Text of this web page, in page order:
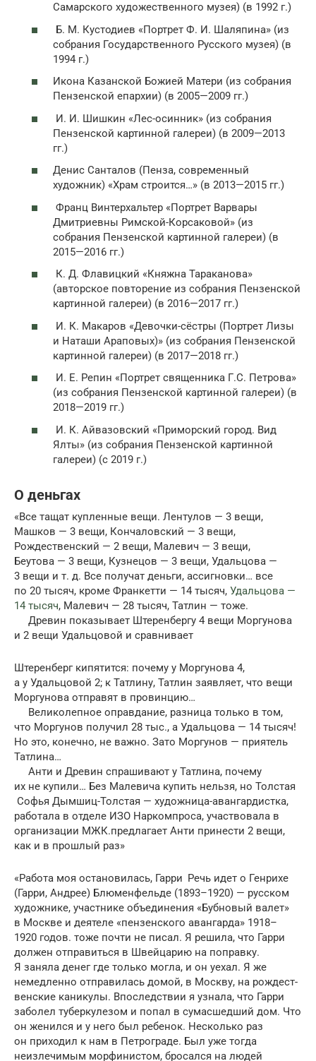
Самарского художественного музея) (в 1992 г.)
Б. М. Кустодиев «Портрет Ф. И. Шаляпина» (из
собрания Государственного Русского музея) (в
1994 г.)
Икона Казанской Божией Матери (из собрания
Пензенской епархии) (в 2005—2009 гг.)
И. И. Шишкин «Лес-осинник» (из собрания
Пензенской картинной галереи) (в 2009—2013
гг.)
Денис Санталов (Пенза, современный
художник) «Храм строится…» (в 2013—2015 гг.)
Франц Винтерхальтер «Портрет Варвары
Дмитриевны Римской-Корсаковой» (из
собрания Пензенской картинной галереи) (в
2015—2016 гг.)
К. Д. Флавицкий «Княжна Тараканова»
(авторское повторение из собрания Пензенской
картинной галереи) (в 2016—2017 гг.)
И. К. Макаров «Девочки-сёстры (Портрет Лизы
и Наташи Араповых)» (из собрания Пензенской
картинной галереи) (в 2017—2018 гг.)
И. Е. Репин «Портрет священника Г.С. Петрова»
(из собрания Пензенской картинной галереи) (в
2018—2019 гг.)
И. К. Айвазовский «Приморский город. Вид
Ялты» (из собрания Пензенской картинной
галереи) (с 2019 г.)
О деньгах
«Все тащат купленные вещи. Лентулов — 3 вещи,
Машков — 3 вещи, Конча­ловский — 3 вещи,
Рождественский — 2 вещи, Мале­вич — 3 вещи,
Беутова — 3 вещи, Кузнецов — 3 вещи, Удальцова —
3 вещи и т. д. Все получат деньги, ассигновки… все
по 20 ты­сяч, кроме Франкетти — 14 тысяч, Удаль­цова —
14 тысяч, Малевич — 28 тысяч, Татлин — тоже.
Древин показывает Штеренбергу 4 вещи Моргунова
и 2 вещи Удальцовой и сравни­вает
Штеренберг кипятится: почему у Моргунова 4,
а у Удальцовой 2; к Татлину, Татлин заявляет, что вещи
Моргунова отправят в провинцию…
Великолепное оправдание, разница только в том,
что Моргунов получил 28 тыс., а Удаль­цова — 14 тысяч!
Но это, конечно, не важно. Зато Моргунов — приятель
Татлина…
Анти и Древин спрашивают у Татлина, почему
их не купили… Без Малевича купить нельзя, но Толстая
Софья Дымшиц-Толстая — художница-авангардистка,
рабо­тала в отделе ИЗО Нар­компроса, участвовала в
организации МЖК.предлагает Анти принести 2 вещи,
как и в прош­лый раз»
«Работа моя остановилась, Гарри Речь идет о Генрихе
(Гарри, Андрее) Блюмен­фельде (1893–1920) — русском
художнике, участнике объединения «Бубновый валет»
в Москве и деятеле «пензенского авангарда» 1918–
1920 годов. тоже почти не писал. Я решила, что Гарри
должен отправиться в Швейцарию на поправку.
Я заняла денег где только могла, и он уехал. Я же
немедленно отправилась домой, в Москву, на рождест­
венские каникулы. Впоследствии я узнала, что Гарри
заболел туберкулезом и попал в сумасшедший дом. Что
он женился и у него был ребенок. Несколько раз
он приходил к нам в Петро­граде. Был уже тогда
неизлечимым морфи­нис­том, бросался на людей